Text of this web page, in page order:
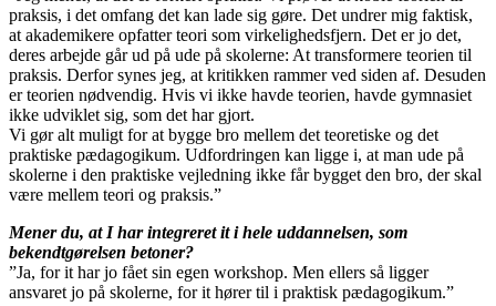
praksis, i det omfang det kan lade sig gøre. Det undrer mig faktisk,
at akademikere opfatter teori som virkelighedsfjern. Det er jo det,
deres arbejde går ud på ude på skolerne: At transformere teorien til
praksis. Derfor synes jeg, at kritikken rammer ved siden af. Desuden
er teorien nødvendig. Hvis vi ikke havde teorien, havde gymnasiet
ikke udviklet sig, som det har gjort.
Vi gør alt muligt for at bygge bro mellem det teoretiske og det
praktiske pædagogikum. Udfordringen kan ligge i, at man ude på
skolerne i den praktiske vejledning ikke får bygget den bro, der skal
være mellem teori og praksis.”
Mener du, at I har integreret it i hele uddannelsen, som
bekendtgørelsen betoner?
”Ja, for it har jo fået sin egen workshop. Men ellers så ligger
ansvaret jo på skolerne, for it hører til i praktisk pædagogikum.”